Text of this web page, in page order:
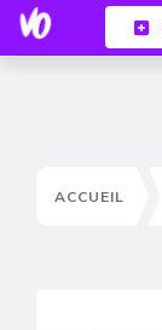
ACCUEIL